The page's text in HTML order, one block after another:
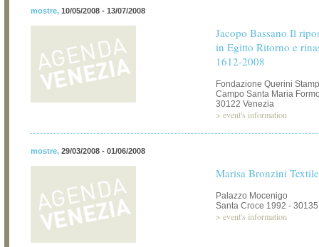
mostre, 10/05/2008 - 13/07/2008
Jacopo Bassano Il
in Egitto Ritorno e
1612-2008
Fondazione Querini
Campo Santa Maria
30122 Venezia
> event's information
mostre, 29/03/2008 - 01/06/2008
Marisa Bronzini
Palazzo Mocenigo
Santa Croce 1992 -
> event's information